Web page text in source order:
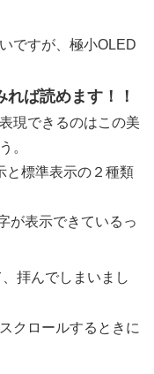
ですが、極小OLED
れば読めます！！
現できるのはこの美
。
と標準表示の２種類
が表示できているっ
拝んでしまいまし
クロールするときに